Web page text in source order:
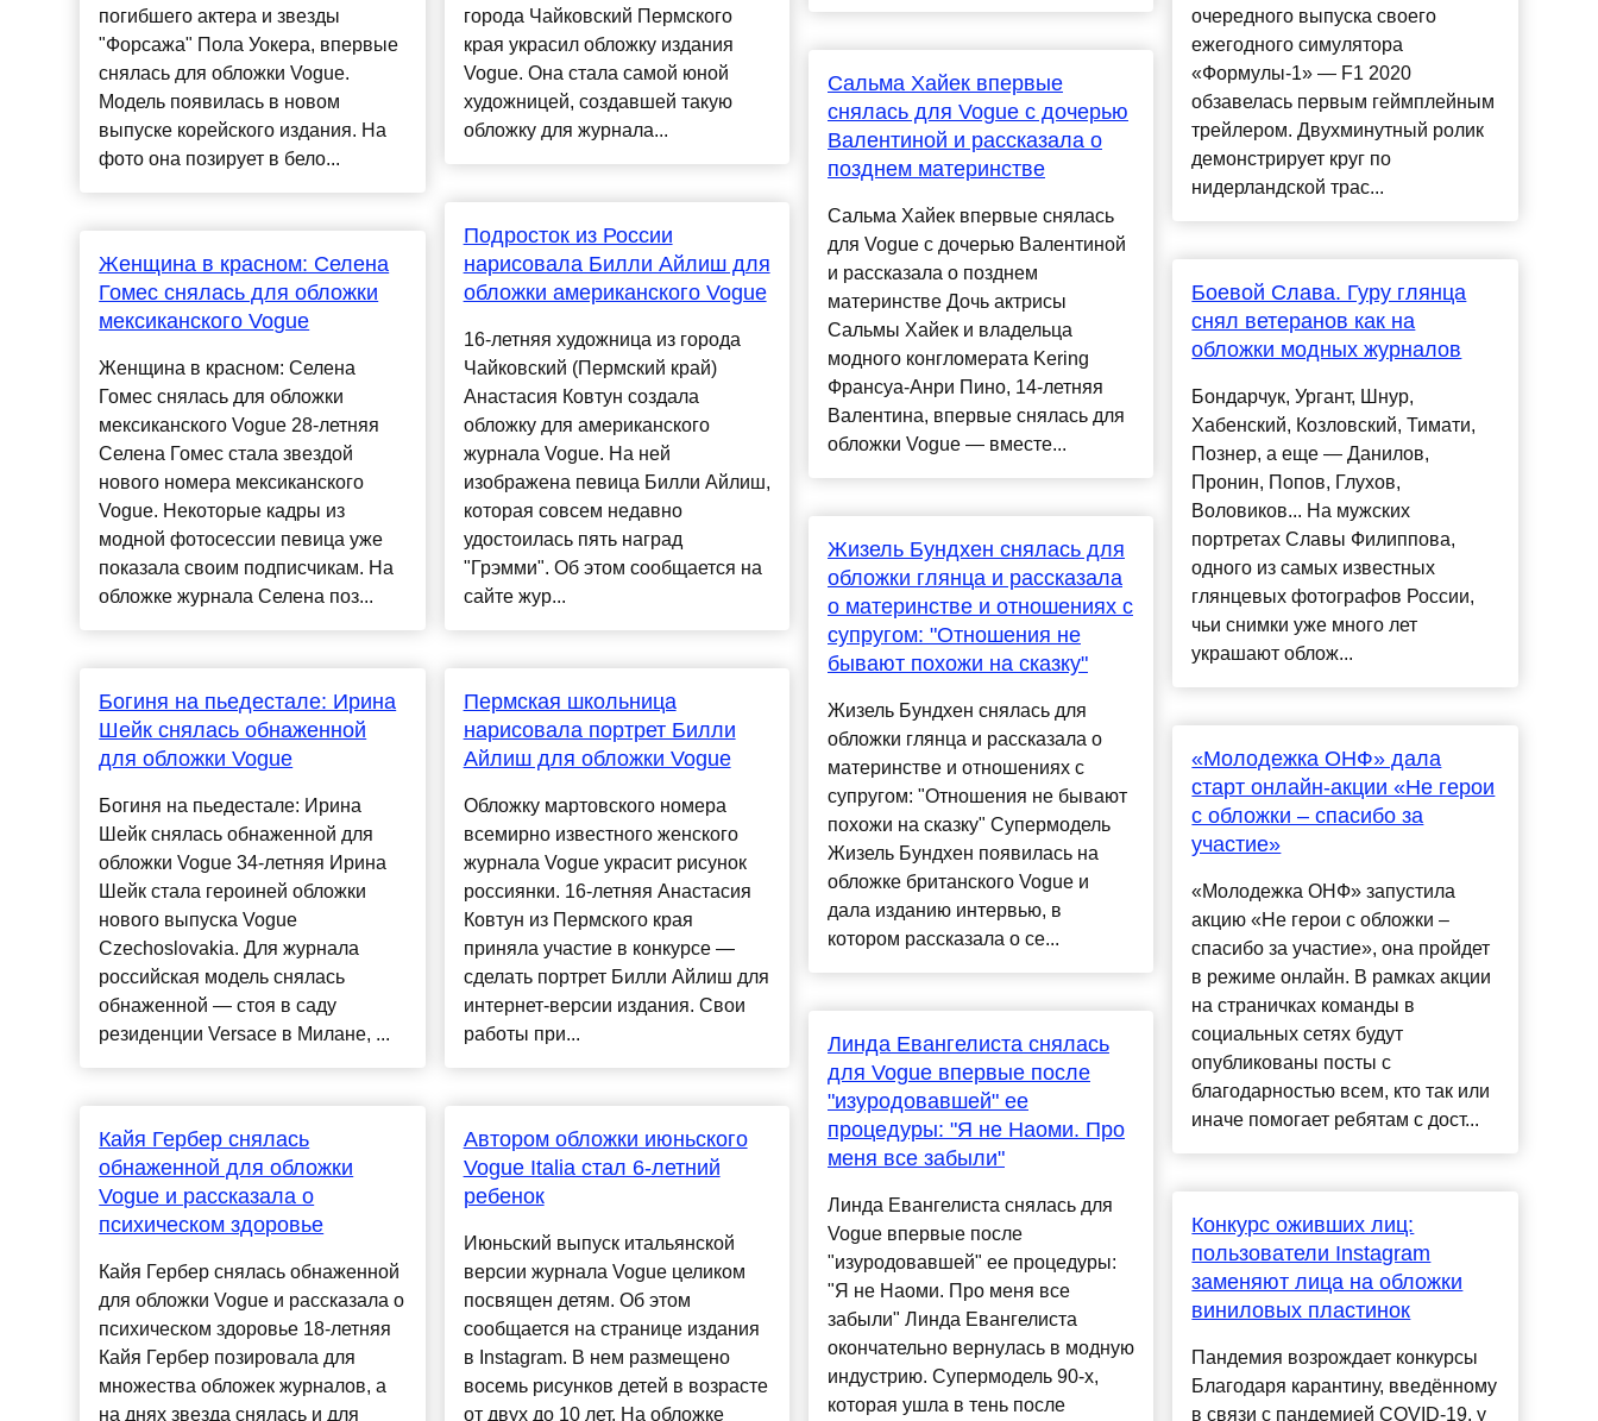
погибшего актера и звезды
"Форсажа" Пола Уокера, впервые
снялась для обложки Vogue.
Модель появилась в новом
выпуске корейского издания. На
фото она позирует в бело...
Женщина в красном: Селена
Гомес снялась для обложки
мексиканского Vogue
Женщина в красном: Селена
Гомес снялась для обложки
мексиканского Vogue 28-летняя
Селена Гомес стала звездой
нового номера мексиканского
Vogue. Некоторые кадры из
модной фотосессии певица уже
показала своим подписчикам. На
обложке журнала Селена поз...
Богиня на пьедестале: Ирина
Шейк снялась обнаженной
для обложки Vogue
Богиня на пьедестале: Ирина
Шейк снялась обнаженной для
обложки Vogue 34-летняя Ирина
Шейк стала героиней обложки
нового выпуска Vogue
Czechoslovakia. Для журнала
российская модель снялась
обнаженной — стоя в саду
резиденции Versace в Милане, ...
Кайя Гербер снялась
обнаженной для обложки
Vogue и рассказала о
психическом здоровье
Кайя Гербер снялась обнаженной
для обложки Vogue и рассказала о
психическом здоровье 18-летняя
Кайя Гербер позировала для
множества обложек журналов, а
на днях звезда снялась и для
города Чайковский Пермского
края украсил обложку издания
Vogue. Она стала самой юной
художницей, создавшей такую
обложку для журнала...
Подросток из России
нарисовала Билли Айлиш для
обложки американского Vogue
16-летняя художница из города
Чайковский (Пермский край)
Анастасия Ковтун создала
обложку для американского
журнала Vogue. На ней
изображена певица Билли Айлиш,
которая совсем недавно
удостоилась пять наград
"Грэмми". Об этом сообщается на
сайте жур...
Пермская школьница
нарисовала портрет Билли
Айлиш для обложки Vogue
Обложку мартовского номера
всемирно известного женского
журнала Vogue украсит рисунок
россиянки. 16-летняя Анастасия
Ковтун из Пермского края
приняла участие в конкурсе —
сделать портрет Билли Айлиш для
интернет-версии издания. Свои
работы при...
Автором обложки июньского
Vogue Italia стал 6-летний
ребенок
Июньский выпуск итальянской
версии журнала Vogue целиком
посвящен детям. Об этом
сообщается на странице издания
в Instagram. В нем размещено
восемь рисунков детей в возрасте
от двух до 10 лет. На обложке
Сальма Хайек впервые
снялась для Vogue с дочерью
Валентиной и рассказала о
позднем материнстве
Сальма Хайек впервые снялась
для Vogue с дочерью Валентиной
и рассказала о позднем
материнстве Дочь актрисы
Сальмы Хайек и владельца
модного конгломерата Kering
Франсуа-Анри Пино, 14-летняя
Валентина, впервые снялась для
обложки Vogue — вместе...
Жизель Бундхен снялась для
обложки глянца и рассказала
о материнстве и отношениях с
супругом: "Отношения не
бывают похожи на сказку"
Жизель Бундхен снялась для
обложки глянца и рассказала о
материнстве и отношениях с
супругом: "Отношения не бывают
похожи на сказку" Супермодель
Жизель Бундхен появилась на
обложке британского Vogue и
дала изданию интервью, в
котором рассказала о се...
Линда Евангелиста снялась
для Vogue впервые после
"изуродовавшей" ее
процедуры: "Я не Наоми. Про
меня все забыли"
Линда Евангелиста снялась для
Vogue впервые после
"изуродовавшей" ее процедуры:
"Я не Наоми. Про меня все
забыли" Линда Евангелиста
окончательно вернулась в модную
индустрию. Супермодель 90-х,
которая ушла в тень после
очередного выпуска своего
ежегодного симулятора
«Формулы-1» — F1 2020
обзавелась первым геймплейным
трейлером. Двухминутный ролик
демонстрирует круг по
нидерландской трас...
Боевой Cлава. Гуру глянца
снял ветеранов как на
обложки модных журналов
Бондарчук, Ургант, Шнур,
Хабенский, Козловский, Тимати,
Познер, а еще — Данилов,
Пронин, Попов, Глухов,
Воловиков... На мужских
портретах Славы Филиппова,
одного из самых известных
глянцевых фотографов России,
чьи снимки уже много лет
украшают облож...
«Молодежка ОНФ» дала
старт онлайн-акции «Не герои
с обложки – спасибо за
участие»
«Молодежка ОНФ» запустила
акцию «Не герои с обложки –
спасибо за участие», она пройдет
в режиме онлайн. В рамках акции
на страничках команды в
социальных сетях будут
опубликованы посты с
благодарностью всем, кто так или
иначе помогает ребятам с дост...
Конкурс оживших лиц:
пользователи Instagram
заменяют лица на обложки
виниловых пластинок
Пандемия возрождает конкурсы
Благодаря карантину, введённому
в связи с пандемией COVID-19, у